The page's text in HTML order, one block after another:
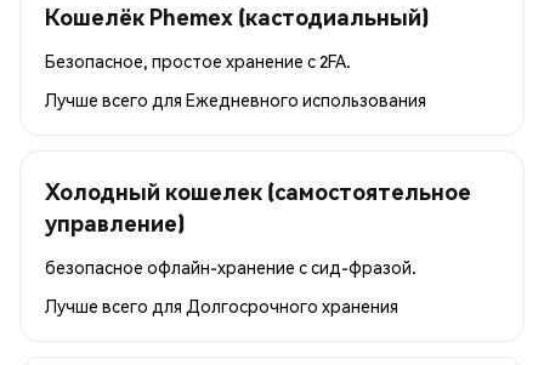
Кошелёк Phemex (кастодиальный)
Безопасное, простое хранение с 2FA.
Лучше всего для Ежедневного использования
Холодный кошелек (самостоятельное
управление)
безопасное офлайн-хранение с сид-фразой.
Лучше всего для Долгосрочного хранения